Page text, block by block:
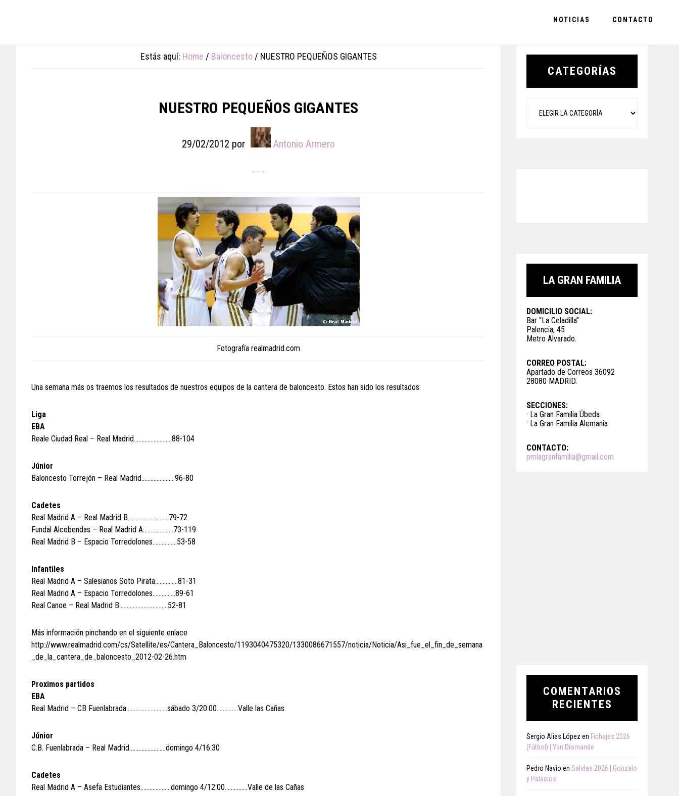
NOTICIAS CONTACTO
Estás aquí: Home / Baloncesto / NUESTRO PEQUEÑOS GIGANTES
NUESTRO PEQUEÑOS GIGANTES
29/02/2012 por Antonio Armero
Fotografía realmadrid.com
Una semana más os traemos los resultados de nuestros equipos de la cantera de baloncesto. Estos han sido los resultados:
Liga
EBA
Reale Ciudad Real – Real Madrid…………………….88-104
Júnior
Baloncesto Torrejón – Real Madrid………………….96-80
Cadetes
Real Madrid A – Real Madrid B………………………79-72
Fundal Alcobendas – Real Madrid A………………..73-119
Real Madrid B – Espacio Torredolones…………….53-58
Infantiles
Real Madrid A – Salesianos Soto Pirata……………81-31
Real Madrid A – Espacio Torredolones……………89-61
Real Canoe – Real Madrid B…………………………..52-81
Más información pinchando en el siguiente enlace
http://www.realmadrid.com/cs/Satellite/es/Cantera_Baloncesto/1193040475320/1330086671557/noticia/Noticia/Asi_fue_el_fin_de_semana
_de_la_cantera_de_baloncesto_2012-02-26.htm
Proximos partidos
EBA
Real Madrid – CB Fuenlabrada………………………sábado 3/20:00…………..Valle las Cañas
Júnior
C.B. Fuenlabrada – Real Madrid……………………domingo 4/16:30
Cadetes
Real Madrid A – Asefa Estudiantes………………..domingo 4/12:00……………Valle de las Cañas
Primary
CATEGORÍAS
LA GRAN FAMILIA
DOMICILIO SOCIAL:
Bar “La Celadilla”
Palencia, 45
Metro Alvarado.
CORREO POSTAL:
Apartado de Correos 36092
28080 MADRID.
SECCIONES:
· La Gran Familia Úbeda
· La Gran Familia Alemania
CONTACTO:
pmlagranfamilia@gmail.com
COMENTARIOS
RECIENTES
Sergio Alias López en Fichajes 2026
(Fútbol) | Yan Diomande
Pedro Navio en Salidas 2026 | Gonzalo
y Palacios